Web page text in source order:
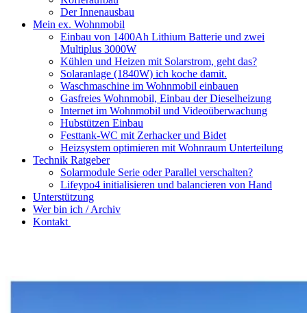
Der Innenausbau
Mein ex. Wohnmobil
Einbau von 1400Ah Lithium Batterie und zwei
Multiplus 3000W
Kühlen und Heizen mit Solarstrom, geht das?
Solaranlage (1840W) ich koche damit.
Waschmaschine im Wohnmobil einbauen
Gasfreies Wohnmobil, Einbau der Dieselheizung
Internet im Wohnmobil und Videoüberwachung
Hubstützen Einbau
Festtank-WC mit Zerhacker und Bidet
Heizsystem optimieren mit Wohnraum Unterteilung
Technik Ratgeber
Solarmodule Serie oder Parallel verschalten?
Lifeypo4 initialisieren und balancieren von Hand
Unterstützung
Wer bin ich / Archiv
Kontakt